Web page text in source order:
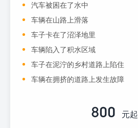
汽车被困在了水中
车辆在山路上滑落
车子卡在了沼泽地里
车辆陷入了积水区域
车子在泥泞的乡村道路上陷住
车辆在拥挤的道路上发生故障
800 元起